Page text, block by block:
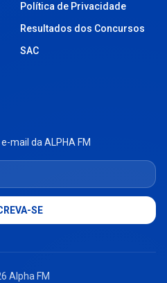
Política de Privacidade
Resultados dos Concursos
SAC
mail da ALPHA FM
SE
Alpha FM